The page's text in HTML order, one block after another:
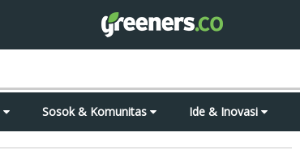
Sosok & Komunitas Ide & Inovasi